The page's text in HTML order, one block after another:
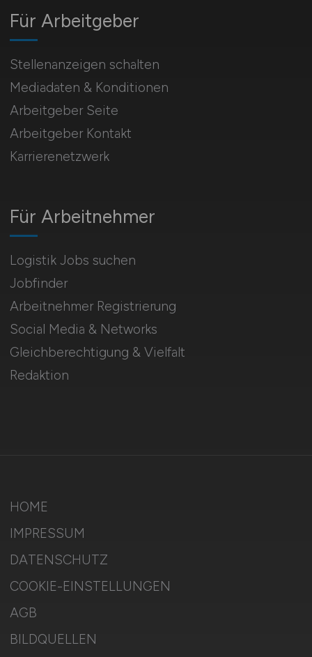
Für Arbeitnehmer
Logistik Jobs suchen
Jobfinder
Arbeitnehmer Registrierung
Social Media & Networks
Gleichberechtigung & Vielfalt
Redaktion
Für Arbeitgeber
Stellenanzeigen schalten
Mediadaten & Konditionen
Arbeitgeber Seite
Arbeitgeber Kontakt
Karrierenetzwerk
HOME
IMPRESSUM
DATENSCHUTZ
COOKIE-EINSTELLUNGEN
AGB
BILDQUELLEN